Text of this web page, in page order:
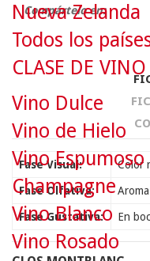
Compártelo en:
Fase Visual: Color
Fase Olfativa:
Fase Gustativa: En
Nueva Zelanda
Todos los
CLASE DE VINO
Vino Dulce
Vino de Hielo
Vino Espumoso
Champagne
Vino Blanco
Vino Rosado